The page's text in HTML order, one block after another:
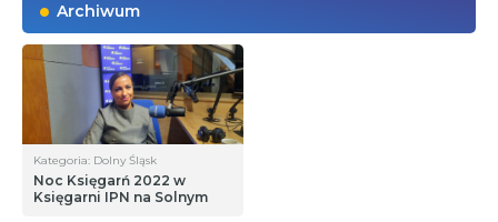
Archiwum
Kategoria: Dolny Śląsk
Noc Księgarń 2022 w
Księgarni IPN na Solnym